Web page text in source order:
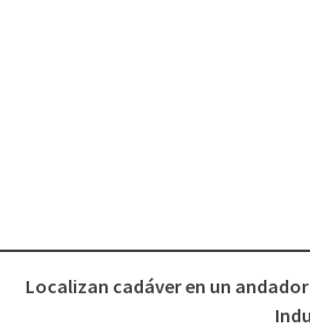
Localizan cadáver en un